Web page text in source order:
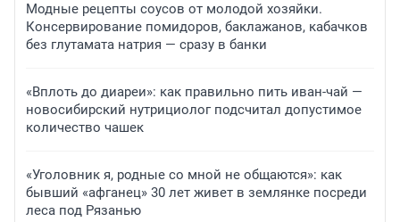
Модные рецепты соусов от молодой хозяйки.
Консервирование помидоров, баклажанов, кабачков
без глутамата натрия — сразу в банки
«Вплоть до диареи»: как правильно пить иван-чай —
новосибирский нутрициолог подсчитал допустимое
количество чашек
«Уголовник я, родные со мной не общаются»: как
бывший «афганец» 30 лет живет в землянке посреди
леса под Рязанью